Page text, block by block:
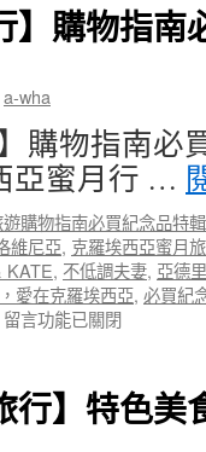
】購物指
a-wha
購物指南必
亞蜜月行 …
遊購物指南必買紀念品特
維尼亞, 克羅埃西亞蜜月
KATE, 不低調夫妻, 亞德
愛在克羅埃西亞, 必買紀
在
埃
西
留言功能已關閉
行】特色